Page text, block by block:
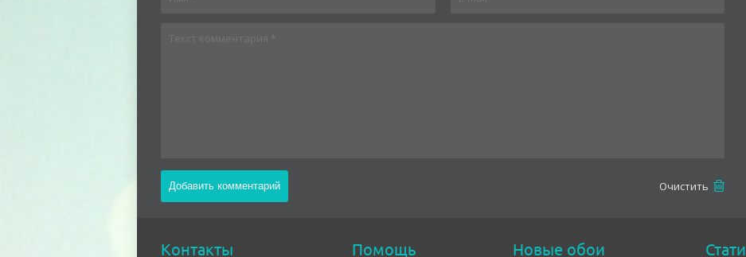
Oчистить
Контакты Помощь Новые обои